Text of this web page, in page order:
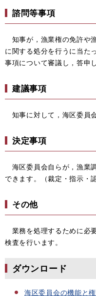
諮問等事項
知事が，漁業権の免許や
に関する処分を行うに当た
事項について審議し，答申
建議事項
知事に対して，海区委員
決定事項
海区委員会自らが，漁業
できます。（裁定・指示・認
その他
業務を処理するために必
検査を行います。
ダウンロード
海区委員会の機能と